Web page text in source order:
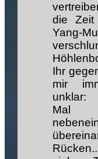
die
Yang-
Ihr
mir
unklar:
Mal